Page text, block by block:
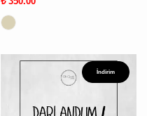
İndirim